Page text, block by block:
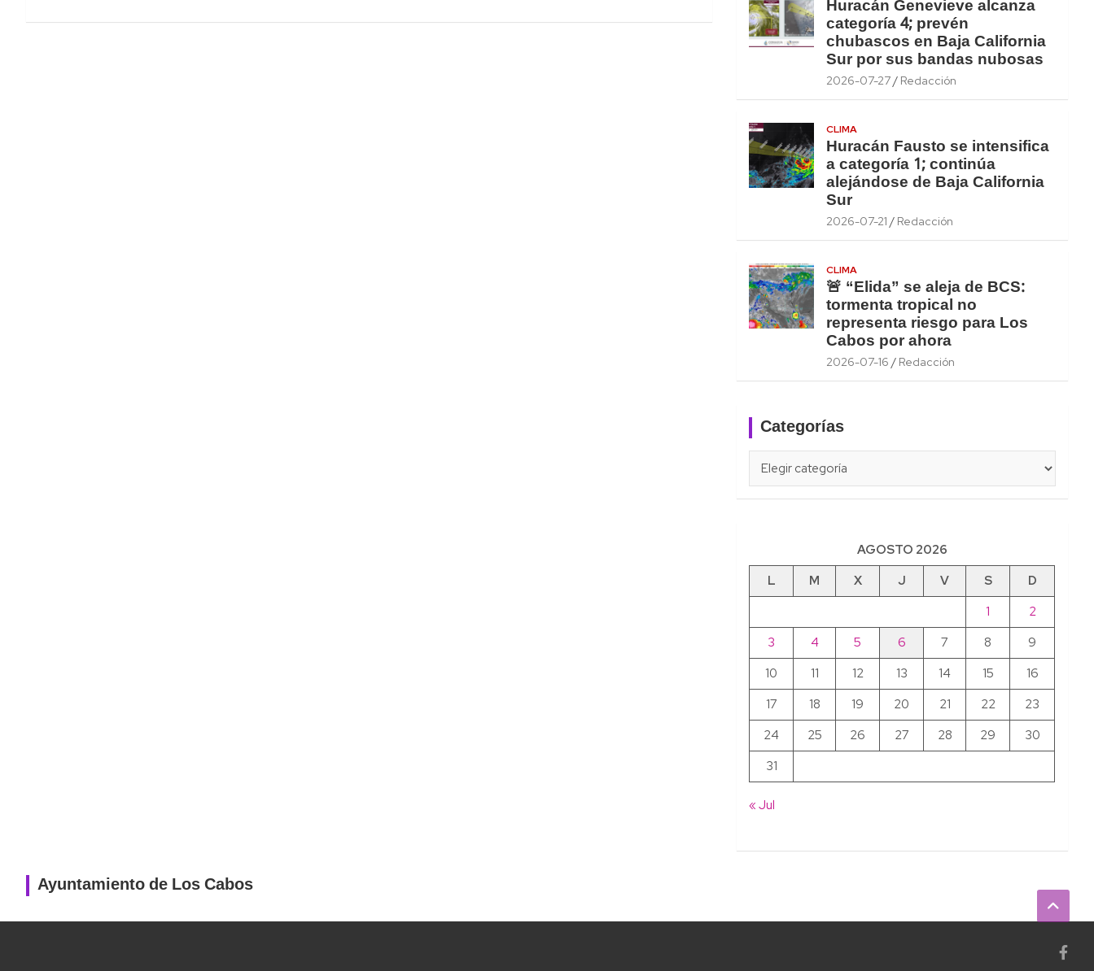
Huracán Genevieve alcanza
categoría 4; prevén
chubascos en Baja California
Sur por sus bandas nubosas
2026-07-27 Redacción
CLIMA
Huracán Fausto se intensifica
a categoría 1; continúa
alejándose de Baja California
Sur
2026-07-21 Redacción
CLIMA
🚨 “Elida” se aleja de BCS:
tormenta tropical no
representa riesgo para Los
Cabos por ahora
2026-07-16 Redacción
Categorías
AGOSTO 2026
L
M X J V S
D
1
2
3
4 5 6 7 8
9
10
11 12 13 14 15
16
17
18 19 20 21 22
23
24
25 26 27 28 29
30
31
« Jul
Ayuntamiento de Los Cabos